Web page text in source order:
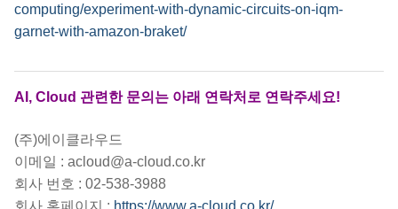
computing/experiment-with-dynamic-circuits-on-iqm-
garnet-with-amazon-braket/
AI, Cloud 관련한 문의는 아래 연락처로 연락주세요!
(주)에이클라우드
이메일 : acloud@a-cloud.co.kr
회사 번호 : 02-538-3988